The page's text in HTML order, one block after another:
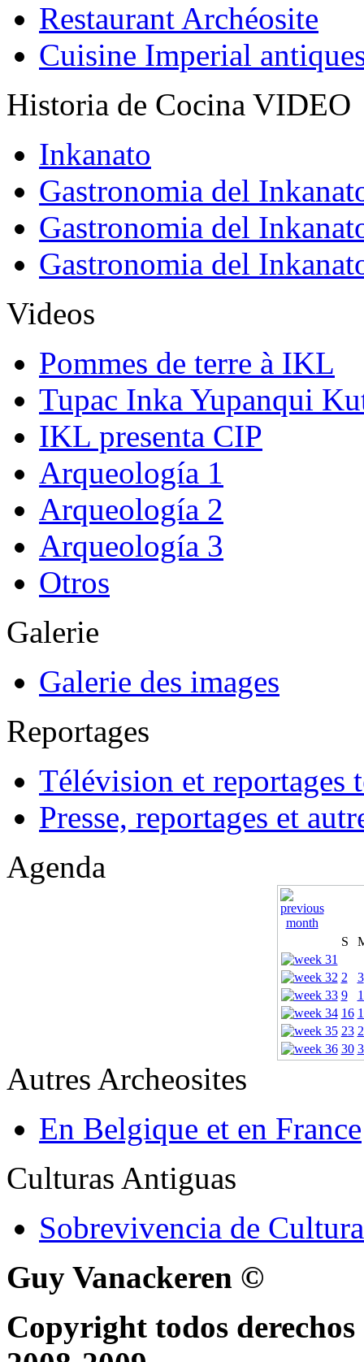
Restaurant Archéosite
Cuisine Imperial
Historia de Cocina VIDEO
Inkanato
Gastronomia del
Gastronomia del
Gastronomia del
Videos
Pommes de terre à IKL
Tupac Inka Yupanqui
IKL presenta CIP
Arqueología 1
Arqueología 2
Arqueología 3
Otros
Galerie
Galerie des images
Reportages
Télévision et reportages
Presse, reportages et
Agenda
S
2
3
9
16
23
30
Autres Archeosites
En Belgique et en France
Culturas Antiguas
Sobrevivencia de
Guy Vanackeren ©
Copyright todos